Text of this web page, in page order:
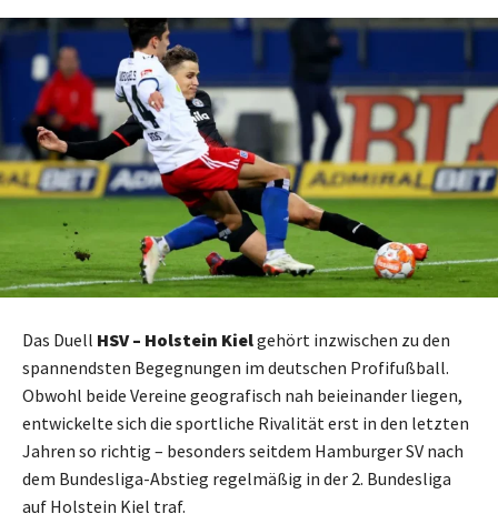
Das Duell HSV – Holstein Kielgehört inzwischen zu den
spannendsten Begegnungen im deutschen Profifußball.
Obwohl beide Vereine geografisch nah beieinander liegen,
entwickelte sich die sportliche Rivalität erst in den letzten
Jahren so richtig – besonders seitdem Hamburger SV nach
dem Bundesliga-Abstieg regelmäßig in der 2. Bundesliga
auf Holstein Kiel traf.